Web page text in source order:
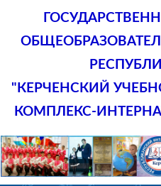
"КЕРЧЕНСКИЙ
КОМПЛЕКС-